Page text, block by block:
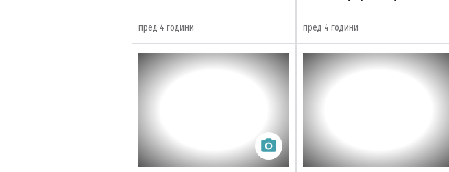
пред 4 години пред 4 години